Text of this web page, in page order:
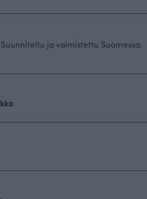
Suunniteltu ja valmistettu Suomessa.